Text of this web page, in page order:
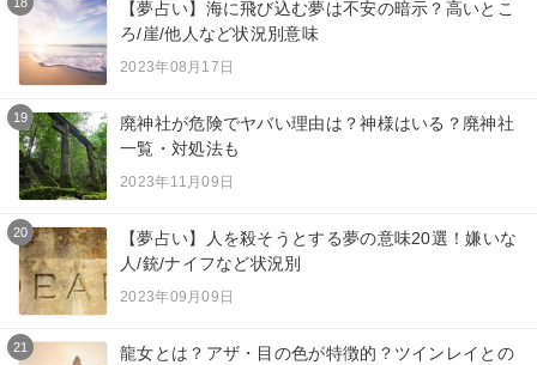
18
【夢占い】海に飛び込む夢は不安の暗示？高いとこ
ろ/崖/他人など状況別意味
2023年08月17日
19
廃神社が危険でヤバい理由は？神様はいる？廃神社
一覧・対処法も
2023年11月09日
20
【夢占い】人を殺そうとする夢の意味20選！嫌いな
人/銃/ナイフなど状況別
2023年09月09日
21
龍女とは？アザ・目の色が特徴的？ツインレイとの